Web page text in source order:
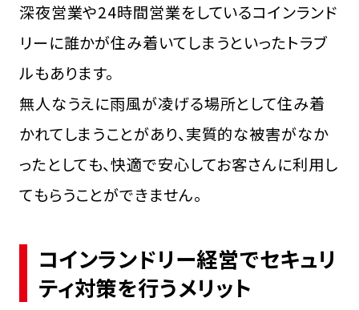
深夜営業や24時間営業をしているコインランド
リーに誰かが住み着いてしまうといったトラブ
ルもあります。
無人なうえに雨風が凌げる場所として住み着
かれてしまうことがあり、実質的な被害がなか
ったとしても、快適で安心してお客さんに利用し
てもらうことができません。
コインランドリー経営でセキュリ
ティ対策を行うメリット